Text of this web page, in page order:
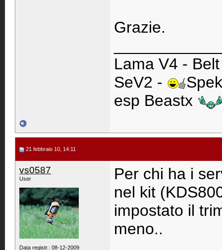
Grazie.
Lama V4 -
SeV2 -
esp Beastx
21 febbraio 10, 14:11
vs0587
User
Data registr.: 08-12-2009
Per chi ha i
nel kit
impostato il
meno..